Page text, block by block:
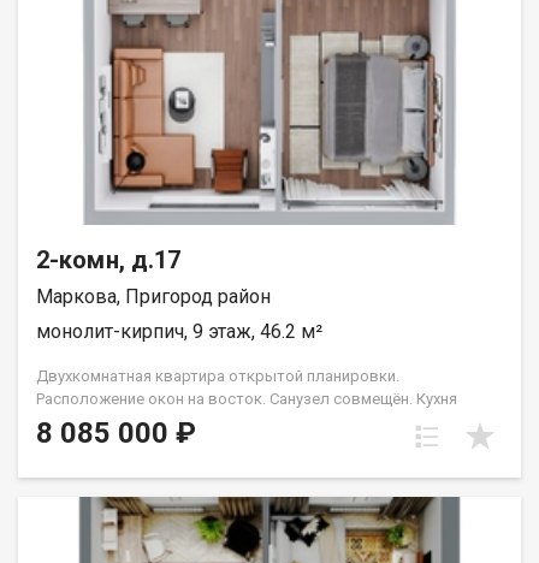
2-комн, д.17
Маркова, Пригород район
монолит-кирпич, 9 этаж, 46.2 м²
Двухкомнатная квартира открытой планировки.
Расположение окон на восток. Санузел совмещён. Кухня
выделена в нишу. Идеальное решение для первого жилья или
в качестве инвестиций. Прекрасно подойдет молодой семье
8 085 000 ₽